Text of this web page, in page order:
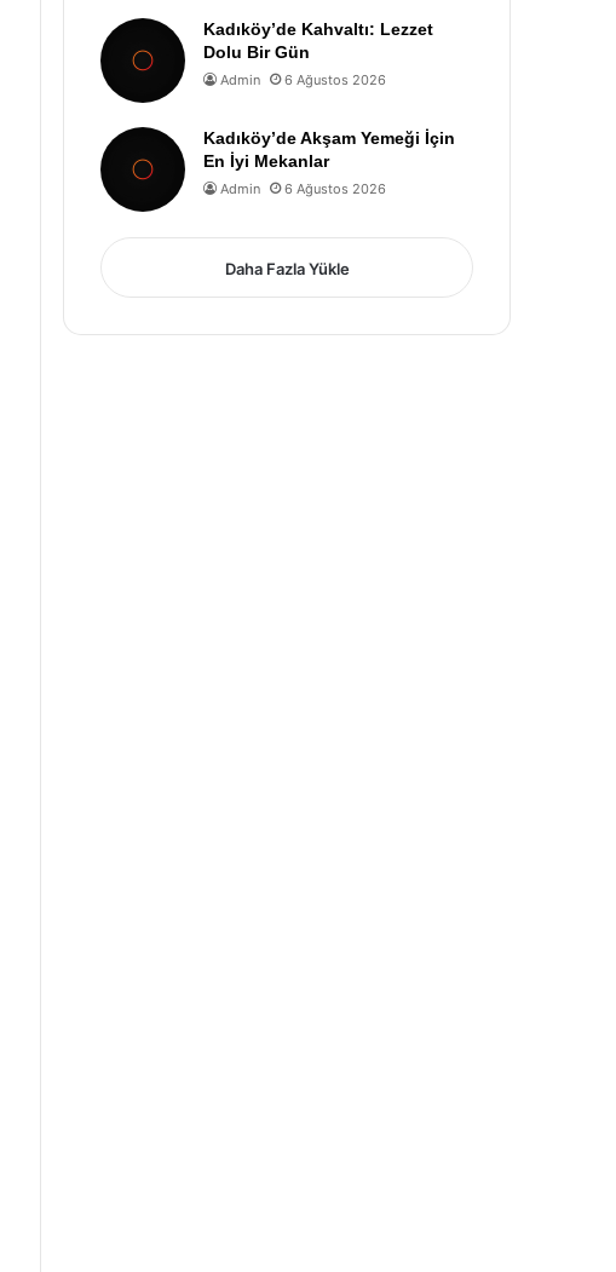
Kadıköy’de Kahvaltı: Lezzet
Dolu Bir Gün
Admin 6 Ağustos 2026
Kadıköy’de Akşam Yemeği İçin
En İyi Mekanlar
Admin 6 Ağustos 2026
Daha Fazla Yükle